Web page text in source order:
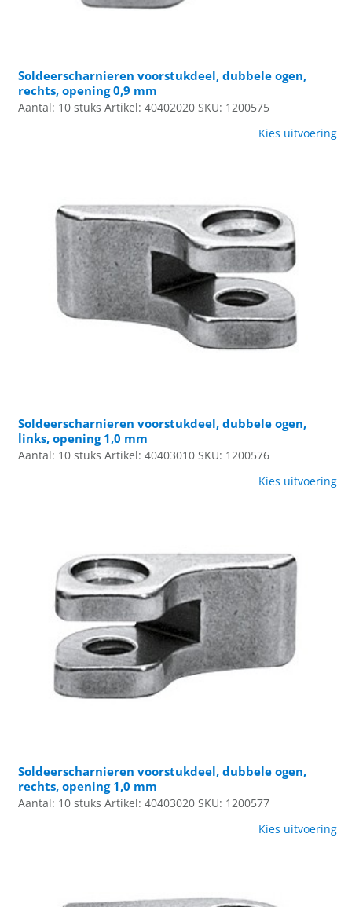
Soldeerscharnieren voorstukdeel, dubbele ogen,
rechts, opening 0,9 mm
Aantal: 10 stuks Artikel: 40402020 SKU: 1200575
Kies uitvoering
Soldeerscharnieren voorstukdeel, dubbele ogen,
links, opening 1,0 mm
Aantal: 10 stuks Artikel: 40403010 SKU: 1200576
Kies uitvoering
Soldeerscharnieren voorstukdeel, dubbele ogen,
rechts, opening 1,0 mm
Aantal: 10 stuks Artikel: 40403020 SKU: 1200577
Kies uitvoering